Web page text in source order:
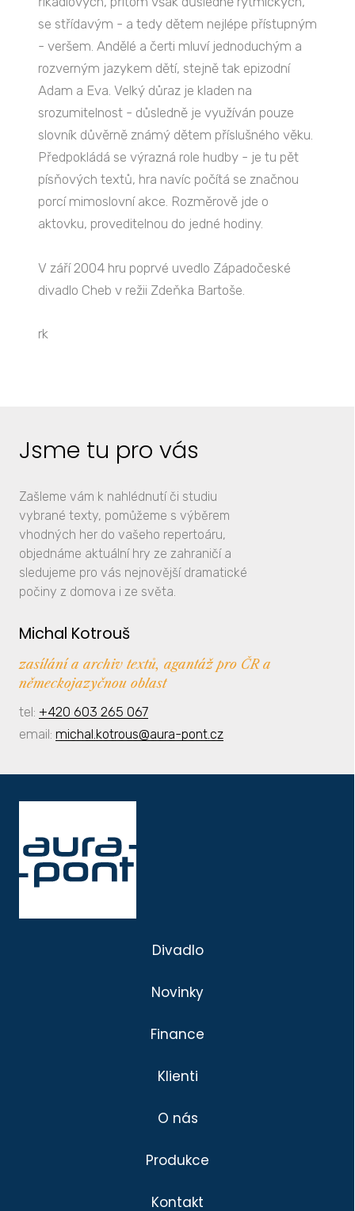
Divadlo
se střídavým - a tedy dětem nejlépe přístupným
- veršem. Andělé a čerti mlu­ví jednoduchým a
rozverným jazykem dětí, stejně tak epizodní
Adam a Eva. Velký dů­raz je kladen na
srozumitelnost - důsledně je využíván pouze
slovník důvěrně známý dětem příslušného věku.
Předpokládá se výrazná role hudby - je tu pět
písňových textů, hra navíc počítá se značnou
porcí mimoslovní akce. Rozměrově jde o
aktovku, proveditelnou do jedné hodiny.
V září 2004 hru poprvé uvedlo Západočeské
divadlo Cheb v režii Zdeňka Bartoše.
rk
Jsme tu pro vás
Zašleme vám k nahlédnutí či studiu
vybrané texty, pomůžeme s výběrem
vhodných her do vašeho repertoáru,
objednáme aktuální hry ze zahraničí a
sledujeme pro vás nejnovější dramatické
počiny z domova i ze světa.
Michal Kotrouš
zasílání a archiv textů, agantáž pro ČR a
německojazyčnou oblast
tel: +420 603 265 067
email: michal.kotrous@aura-pont.cz
Divadlo
Novinky
Finance
Klienti
O nás
Produkce
Kontakt